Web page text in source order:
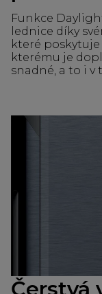
Funkce
lednice díky
které
kterému je
snadné, a to i